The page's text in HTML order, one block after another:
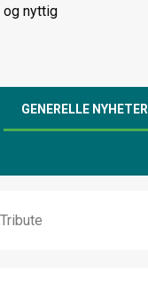
nyttig
GENERELLE NYHETER